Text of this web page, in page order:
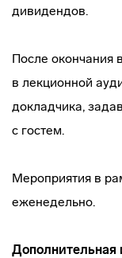
дивидендов.
После окончания
в лекционной
докладчика,
с гостем.
Мероприятия в
еженедельно.